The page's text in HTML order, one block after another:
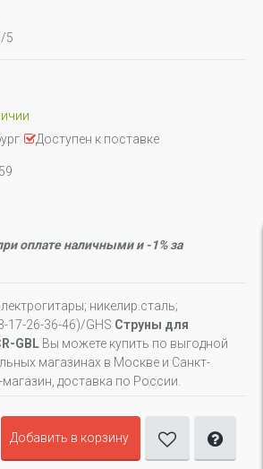
5
Доступен к поставке
оплате наличными и -1% за
никелир.сталь;
17-26-36-46)/GHS Cтруны для
GBL Вы можете купить по выгодной
магазинах в Москве и Санкт-
магазин, доставка по России.
Добавить в корзину